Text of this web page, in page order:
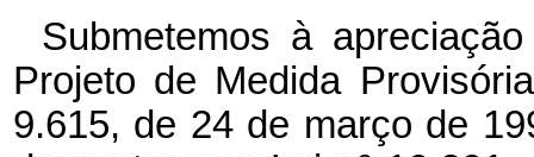
Submetemos à
Projeto de Medida
9.615, de 24 de março de